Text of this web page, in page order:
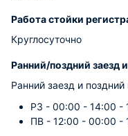
Работа стойки
Круглосуточно
Ранний/поздний заезд
Ранний заезд и
РЗ - 00:00 - 14:00 -
ПВ - 12:00 - 00:00 -